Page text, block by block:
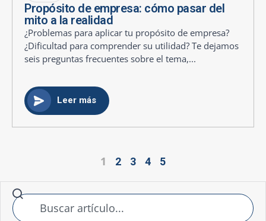
Propósito de empresa: cómo pasar del
mito a la realidad
¿Problemas para aplicar tu propósito de empresa?
¿Dificultad para comprender su utilidad? Te dejamos
seis preguntas frecuentes sobre el tema,...
Leer más
1 2 3 4 5